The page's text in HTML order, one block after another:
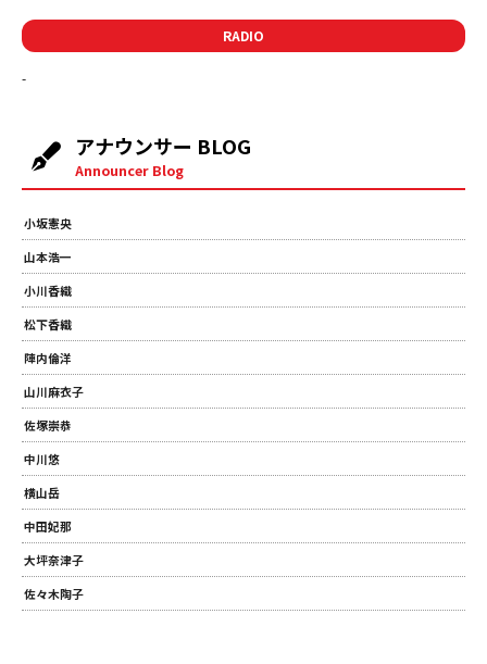
RADIO
-
アナウンサー BLOG
Announcer Blog
小坂憲央
山本浩一
小川香織
松下香織
陣内倫洋
山川麻衣子
佐塚崇恭
中川悠
横山岳
中田妃那
大坪奈津子
佐々木陶子